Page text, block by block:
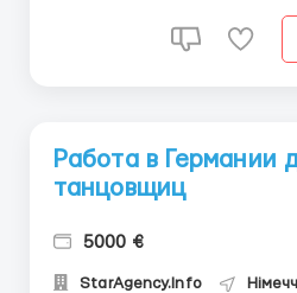
Работа в Германии
танцовщиц
5000 €
StarAgency.Info